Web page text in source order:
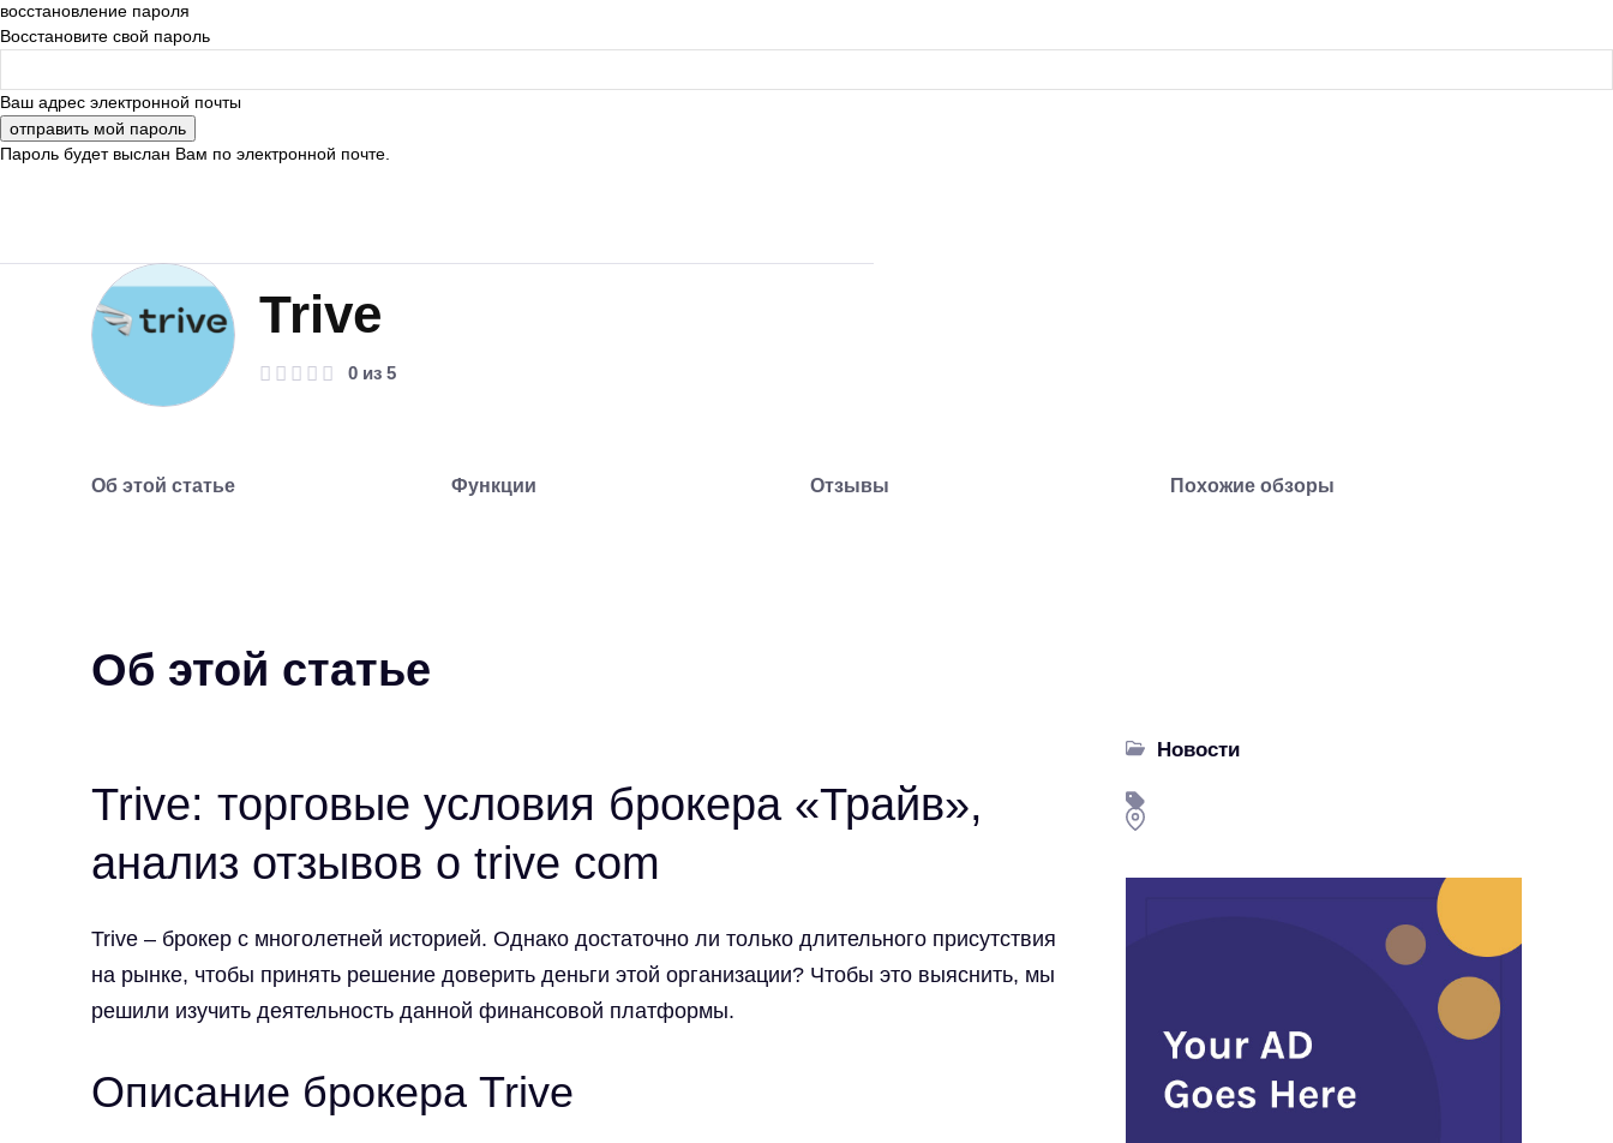
восстановление пароля
Восстановите свой пароль
Ваш адрес электронной почты
Пароль будет выслан Вам по электронной почте.
Trive
0 из 5
Об этой статье Функции Отзывы Похожие обзоры
Об этой статье
Trive: торговые условия брокера «Трайв»,
анализ отзывов о trive com
Trive – брокер с многолетней историей. Однако достаточно ли только длительного присутствия
на рынке, чтобы принять решение доверить деньги этой организации? Чтобы это выяснить, мы
решили изучить деятельность данной финансовой платформы.
Описание брокера Trive
Новости